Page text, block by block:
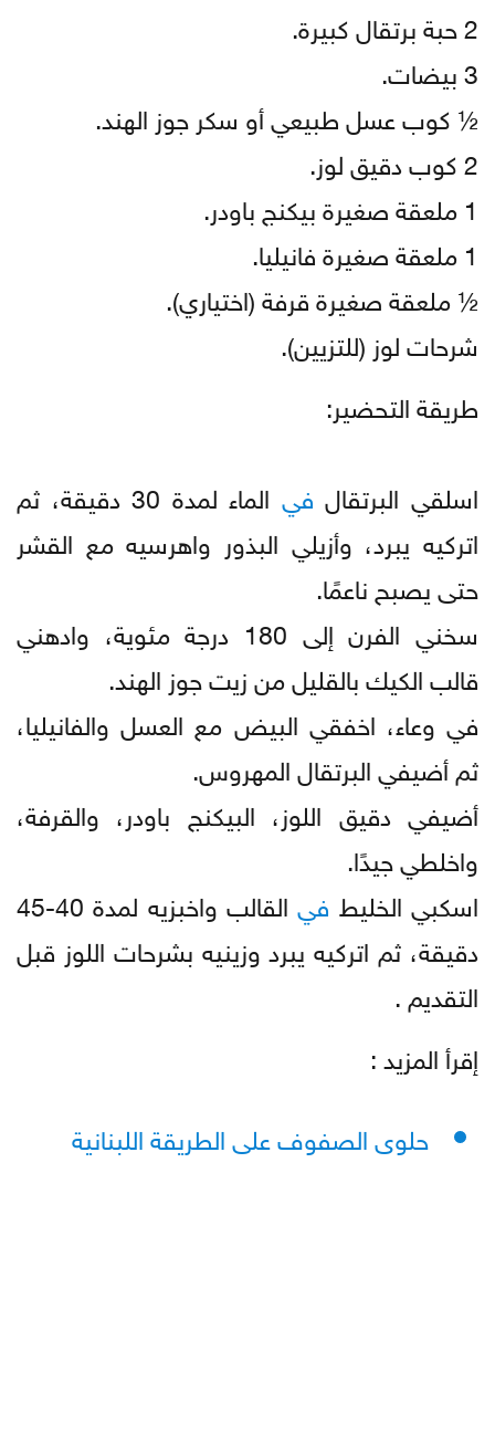
2 حبة برتقال كبيرة.
3 بيضات.
½ كوب عسل طبيعي أو سكر جوز الهند.
2 كوب دقيق لوز.
1 ملعقة صغيرة بيكنج باودر.
1 ملعقة صغيرة فانيليا.
½ ملعقة صغيرة قرفة (اختياري).
شرحات لوز (للتزيين).
طريقة التحضير:
اسلقي البرتقال في
الماء لمدة 30 دقيقة، ثم
اتركيه يبرد، وأزيلي البذور واهرسيه مع القشر
حتى يصبح ناعمًا.
سخني الفرن إلى 180 درجة مئوية، وادهني
قالب الكيك بالقليل من زيت جوز الهند.
في وعاء، اخفقي البيض مع العسل والفانيليا،
ثم أضيفي البرتقال المهروس.
أضيفي دقيق اللوز، البيكنج باودر، والقرفة،
واخلطي جيدًا.
اسكبي الخليط في
القالب واخبزيه لمدة 40-45
دقيقة، ثم اتركيه يبرد وزينيه بشرحات اللوز قبل
التقديم .
إقرأ المزيد :
حلوى الصفوف على الطريقة اللبنانية